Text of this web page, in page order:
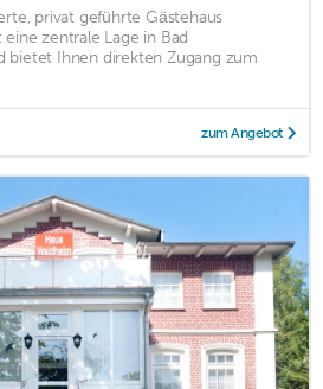
privat geführte Gästehaus
zentrale Lage in Bad
bietet Ihnen direkten Zugang zum
zum Angebot